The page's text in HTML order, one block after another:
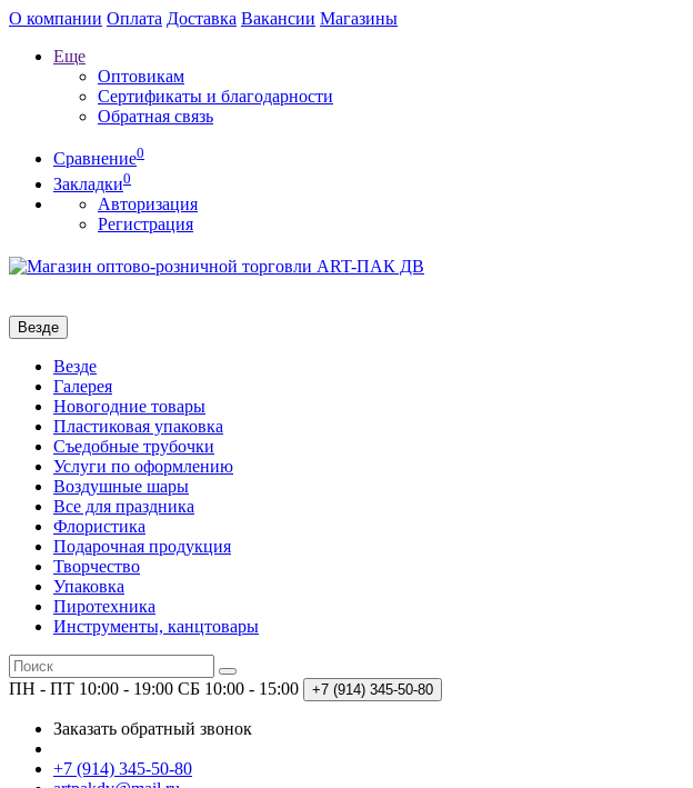
О компании Оплата Доставка Вакансии Магазины
Еще
Оптовикам
Сертификаты и благодарности
Обратная связь
Сравнение0
Закладки0
Авторизация
Регистрация
Везде
Везде
Галерея
Новогодние товары
Пластиковая упаковка
Съедобные трубочки
Услуги по оформлению
Воздушные шары
Все для праздника
Флористика
Подарочная продукция
Творчество
Упаковка
Пиротехника
Инструменты, канцтовары
ПН - ПТ 10:00 - 19:00 СБ 10:00 - 15:00 +7 (914) 345-50-80
Заказать обратный звонок
+7 (914) 345-50-80